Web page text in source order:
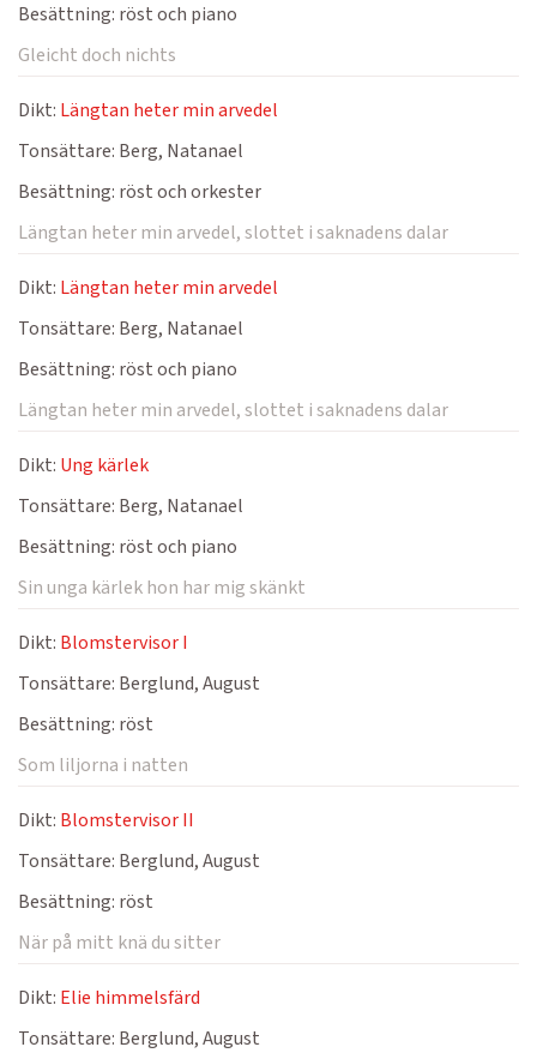
Besättning: röst och piano
Gleicht doch nichts
Dikt: Längtan heter min arvedel
Tonsättare: Berg, Natanael
Besättning: röst och orkester
Längtan heter min arvedel, slottet i saknadens dalar
Dikt: Längtan heter min arvedel
Tonsättare: Berg, Natanael
Besättning: röst och piano
Längtan heter min arvedel, slottet i saknadens dalar
Dikt: Ung kärlek
Tonsättare: Berg, Natanael
Besättning: röst och piano
Sin unga kärlek hon har mig skänkt
Dikt: Blomstervisor I
Tonsättare: Berglund, August
Besättning: röst
Som liljorna i natten
Dikt: Blomstervisor II
Tonsättare: Berglund, August
Besättning: röst
När på mitt knä du sitter
Dikt: Elie himmelsfärd
Tonsättare: Berglund, August